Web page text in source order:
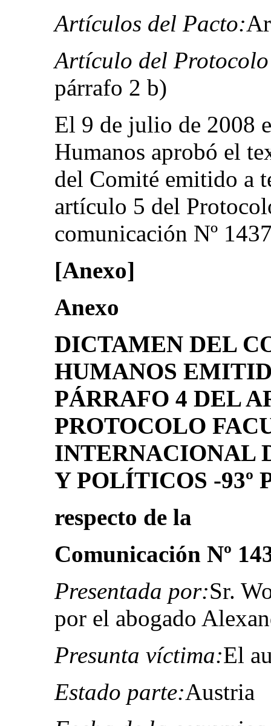
Artículos del Pacto:
Artículo del
párrafo 2 b)
El 9 de julio de 2008
Humanos aprobó el
del Comité emitido a
artículo 5 del
comunicación Nº
[Anexo]
Anexo
DICTAMEN DEL
HUMANOS
PÁRRAFO 4 DEL
PROTOCOLO
INTERNACIONAL
Y POLÍTICOS -93º
respecto de la
Comunicación Nº
Presentada por:Sr.
por el abogado
Presunta víctima:El
Estado parte:Austria